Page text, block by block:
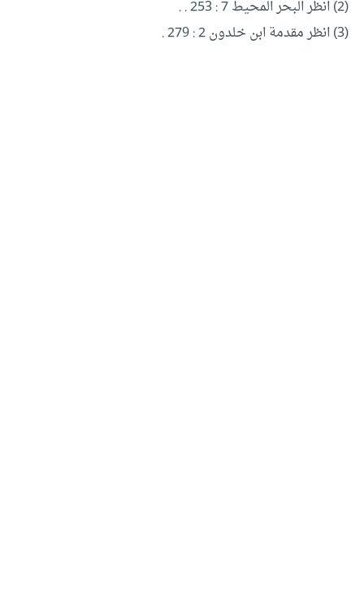
(2) انظر البحر المحيط 7 : 253 . .
(3) انظر مقدمة ابن خلدون 2 : 279 .